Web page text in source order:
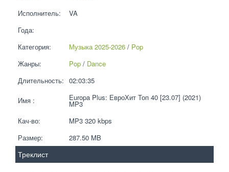
Исполнитель:
VA
Года:
Категория:
Музыка 2025-2026 / Pop
Жанры:
Pop / Dance
Длительность: 02:03:35
Имя : Europa Plus: ЕвроХит Топ 40 [23.07] (2021)
MP3
Кач-во:
MP3 320 kbps
Размер:
287.50 MB
Треклист